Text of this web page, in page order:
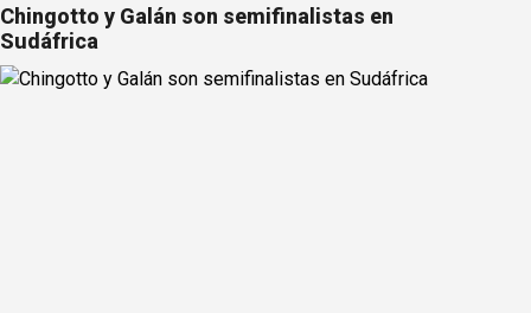
Chingotto y Galán son semifinalistas en
Sudáfrica